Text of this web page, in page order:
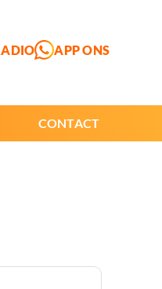
APP ONS
CONTACT